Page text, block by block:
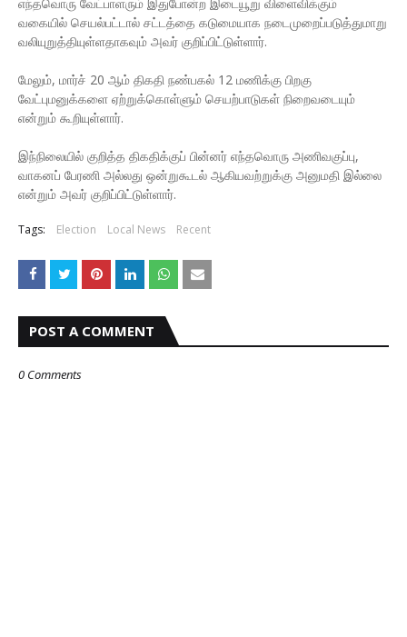
வகையில் செயல்பட்டால் சட்டத்தை கடுமையாக நடைமுறைப்படுத்துமாறு
வலியுறுத்தியுள்ளதாகவும் அவர் குறிப்பிட்டுள்ளார்.
மேலும், மார்ச் 20 ஆம் திகதி நண்பகல் 12 மணிக்கு பிறகு
வேட்புமனுக்களை ஏற்றுக்கொள்ளும் செயற்பாடுகள் நிறைவடையும்
என்றும் கூறியுள்ளார்.
இந்நிலையில் குறித்த திகதிக்குப் பின்னர் எந்தவொரு அணிவகுப்பு,
வாகனப் பேரணி அல்லது ஒன்றுகூடல் ஆகியவற்றுக்கு அனுமதி இல்லை
என்றும் அவர் குறிப்பிட்டுள்ளார்.
Tags: Election Local News Recent
POST A COMMENT
0 Comments